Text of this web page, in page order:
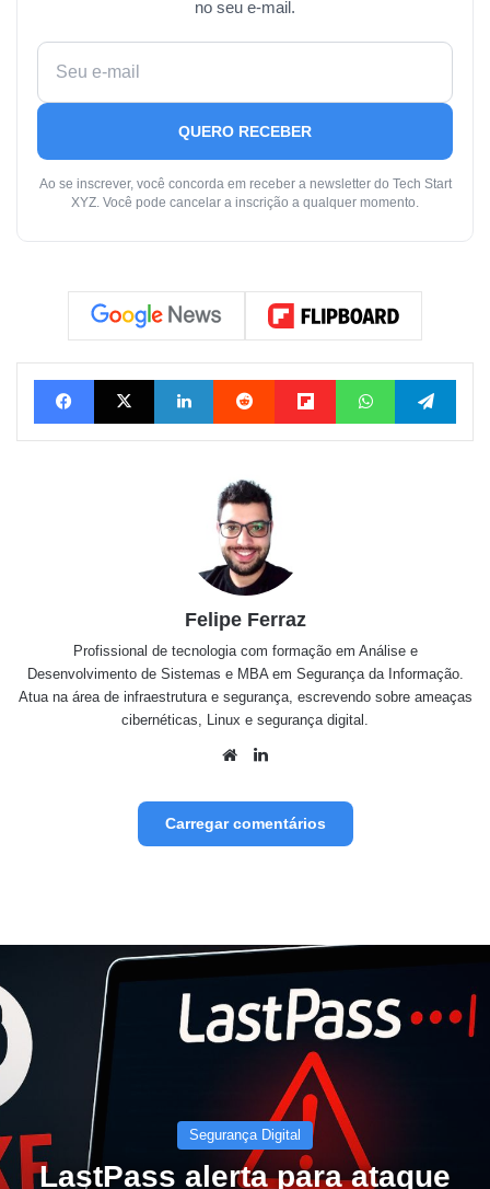
no seu e-mail.
QUERO RECEBER
Ao se inscrever, você concorda em receber a newsletter do Tech Start
XYZ. Você pode cancelar a inscrição a qualquer momento.
FacebookX Linkedin Reddit FlipboardWhatsApp
Felipe Ferraz
Profissional de tecnologia com formação em Análise e
Desenvolvimento de Sistemas e MBA em Segurança da Informação.
Atua na área de infraestrutura e segurança, escrevendo sobre ameaças
cibernéticas, Linux e segurança digital.
Website
Carregar comentários